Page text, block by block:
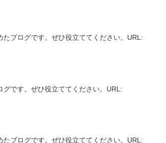
たブログです。ぜひ役立ててください。URL:
グです。ぜひ役立ててください。URL:
たブログです。ぜひ役立ててください。URL: